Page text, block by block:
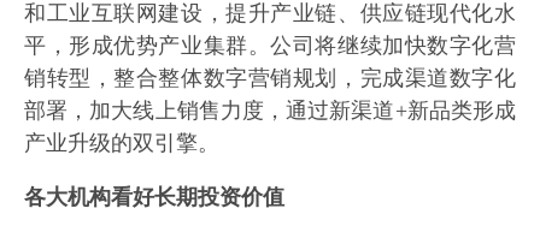
和工业互联网建设，提升产业链、供应链现代化水
平，形成优势产业集群。公司将继续加快数字化营
销转型，整合整体数字营销规划，完成渠道数字化
部署，加大线上销售力度，通过新渠道+新品类形成
产业升级的双引擎。
各大机构看好长期投资价值